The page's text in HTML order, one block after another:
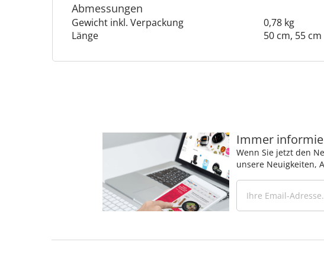
Abmessungen
Gewicht inkl. Verpackung
0,78 kg
Länge
50 cm, 55 cm
Immer
Wenn Sie jetzt den
unsere Neuigkeiten,